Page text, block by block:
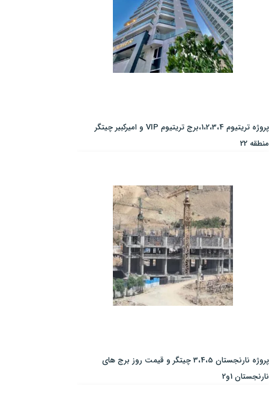
پروژه تریتیوم 1،2،3،4،برج تریتیوم VIP و امیرکبیر چیتگر
منطقه 22
پروژه نارنجستان 3،4،5 چیتگر و قیمت روز برج های
نارنجستان 1و2